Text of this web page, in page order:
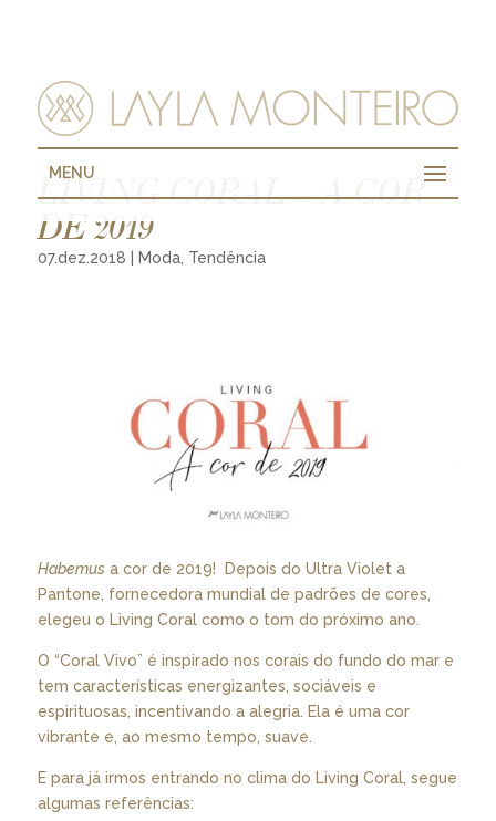
MENU
LIVING CORAL – A COR
DE 2019
07.dez.2018 Moda, Tendência
Habemusa cor de 2019! Depois do Ultra Violet a
Pantone, fornecedora mundial de padrões de cores,
elegeu o Living Coral como o tom do próximo ano.
O “Coral Vivo” é inspirado nos corais do fundo do mar e
tem características energizantes, sociáveis e
espirituosas, incentivando a alegria. Ela é uma cor
vibrante e, ao mesmo tempo, suave.
E para já irmos entrando no clima do Living Coral, segue
algumas referências: